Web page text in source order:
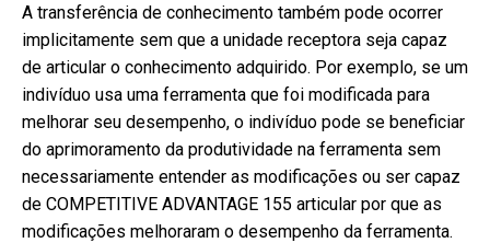
A transferência de conhecimento também pode ocorrer
implicitamente sem que a unidade receptora seja capaz
de articular o conhecimento adquirido. Por exemplo, se um
indivíduo usa uma ferramenta que foi modificada para
melhorar seu desempenho, o indivíduo pode se beneficiar
do aprimoramento da produtividade na ferramenta sem
necessariamente entender as modificações ou ser capaz
de COMPETITIVE ADVANTAGE 155 articular por que as
modificações melhoraram o desempenho da ferramenta.